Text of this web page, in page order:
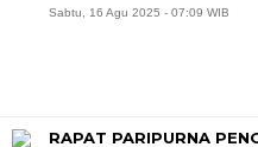
Sabtu, 16 Agu 2025 - 07:09 WIB
RAPAT PARIPURNA